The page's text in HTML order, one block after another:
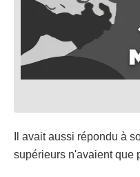
Il avait aussi répondu à
supérieurs n'avaient que